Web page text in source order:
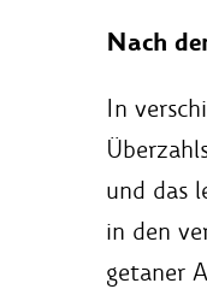
Nach
In
und das
in den
getaner